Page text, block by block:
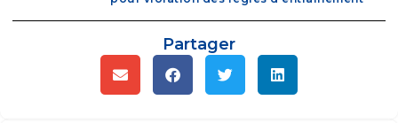
Partager